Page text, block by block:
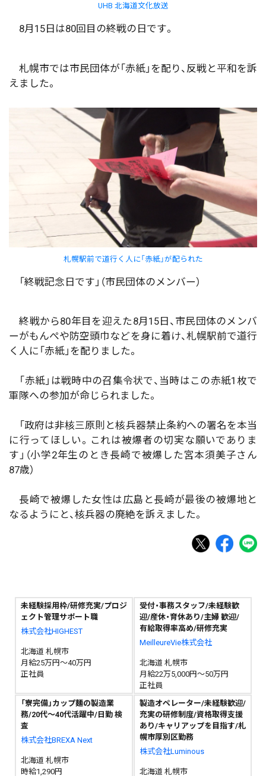
UHB 北海道文化放送
8月15日は80回目の終戦の日です。
札幌市では市民団体が「赤紙」を配り、反戦と平和を訴
えました。
札幌駅前で道行く人に「赤紙」が配られた
「終戦記念日です」（市民団体のメンバー）
終戦から80年目を迎えた8月15日、市民団体のメンバ
ーがもんぺや防空頭巾などを身に着け、札幌駅前で道行
く人に「赤紙」を配りました。
「赤紙」は戦時中の召集令状で、当時はこの赤紙1枚で
軍隊への参加が命じられました。
「政府は非核三原則と核兵器禁止条約への署名を本当
に行ってほしい。これは被爆者の切実な願いでありま
す」（小学2年生のとき長崎で被爆した宮本須美子さん
87歳）
長崎で被爆した女性は広島と長崎が最後の被爆地と
なるようにと、核兵器の廃絶を訴えました。
未経験採用枠/研修充実/プロジ
ェクト管理サポート職
株式会社HIGHEST
北海道 札幌市
月給25万円～40万円
正社員
受付・事務スタッフ/未経験歓
迎/産休・育休あり/主婦 歓迎/
有給取得率高め/研修充実
MeilleureVie株式会社
北海道 札幌市
月給22万5,000円～50万円
正社員
「寮完備」カップ麺の製造業
務/20代～40代活躍中/日勤 検
査
株式会社BREXA Next
北海道 札幌市
時給1,290円
製造オペレーター/未経験歓迎/
充実の研修制度/資格取得支援
あり/キャリアップを目指す/札
幌市厚別区勤務
株式会社Luminous
北海道 札幌市